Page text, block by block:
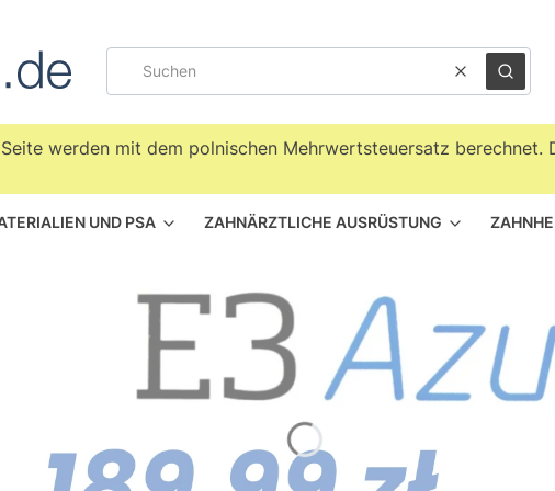
Klar Suchen
werden mit dem polnischen Mehrwertsteuersatz berechnet.
UND PSA ZAHNÄRZTLICHE AUSRÜSTUNG